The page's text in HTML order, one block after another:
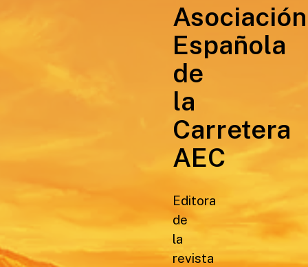
Asociación
Española
de
la
Carretera
AEC
Editora
de
la
revista